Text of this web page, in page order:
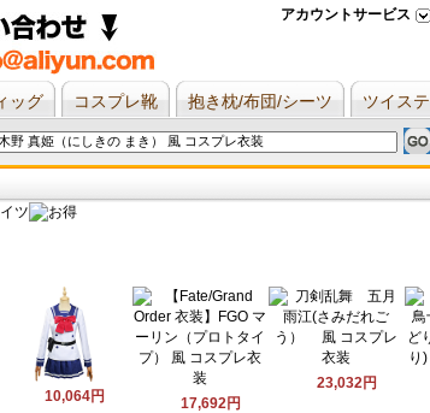
アカウントサービス
ッグ コスプレ靴 抱き枕/布団/シーツ ツイステ
10,064円 17,692円
23,032円